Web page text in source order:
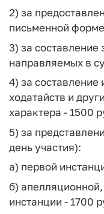
2) за
письменной
3) за составление
направляемых в
4) за
ходатайств и
характера - 1500
5) за
день участия):
а) первой
б)
инстанции - 1700